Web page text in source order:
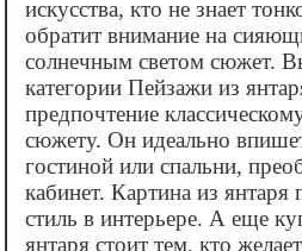
искусства, кто не знает
обратит внимание на
солнечным светом сюжет.
категории Пейзажи из
предпочтение
сюжету. Он идеально
гостиной или спальни,
кабинет. Картина из
стиль в интерьере. А еще
янтаря стоит тем, кто